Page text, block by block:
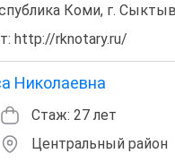
Коми, г.
http://rknotary.ru/
Николаевна
Стаж: 27 лет
Центральный район